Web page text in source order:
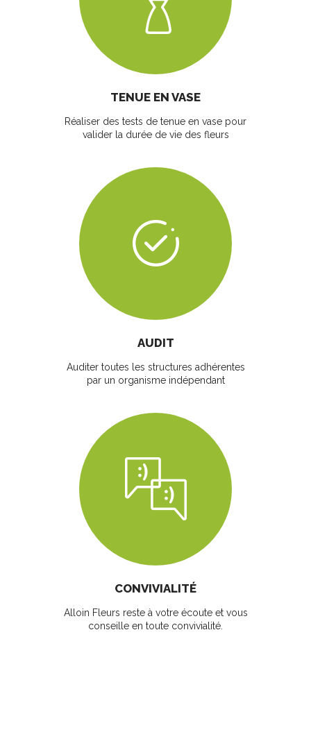
TENUE EN VASE
Réaliser des tests de tenue en vase pour
valider la durée de vie des fleurs
AUDIT
Auditer toutes les structures adhérentes
par un organisme indépendant
CONVIVIALITÉ
Alloin Fleurs reste à votre écoute et vous
conseille en toute convivialité.